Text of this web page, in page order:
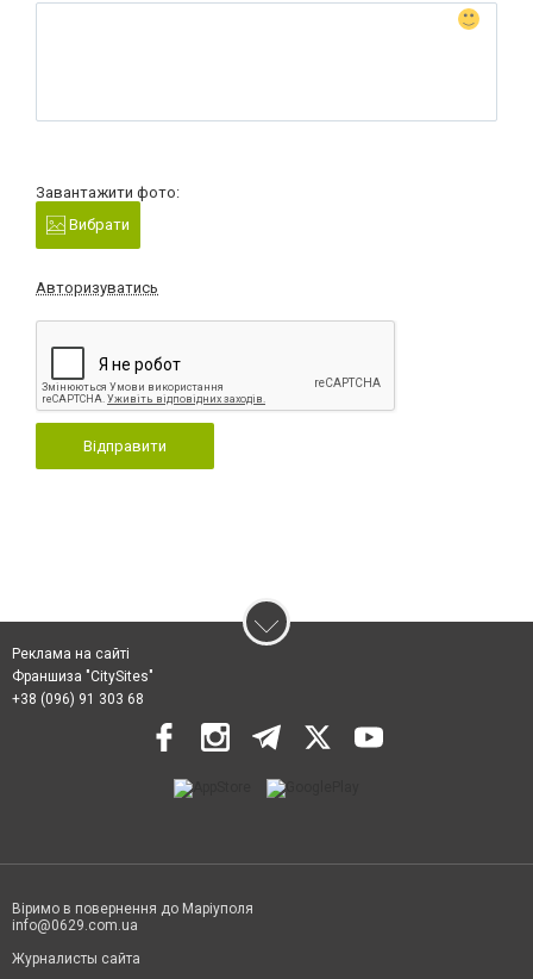
Завантажити фото:
Вибрати
Авторизуватись
Відправити
Реклама на сайті
Франшиза "CitySites"
+38 (096) 91 303 68
Віримо в повернення до Маріуполя
info@0629.com.ua
Журналисты сайта